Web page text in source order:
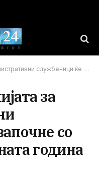
ќе започне со работа од наредната година
за
со
година